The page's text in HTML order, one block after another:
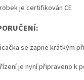
je certifikován CE
se zapne krátkým
je nyní připraveno k